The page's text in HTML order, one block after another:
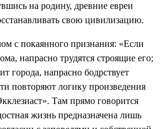
на родину, древние евреи
свою цивилизацию.
с покаянного признания: «Если
напрасно трудятся строящие его;
города, напрасно бодрствует
повторяют логику произведения
Там прямо говорится
жизнь предназначена лишь